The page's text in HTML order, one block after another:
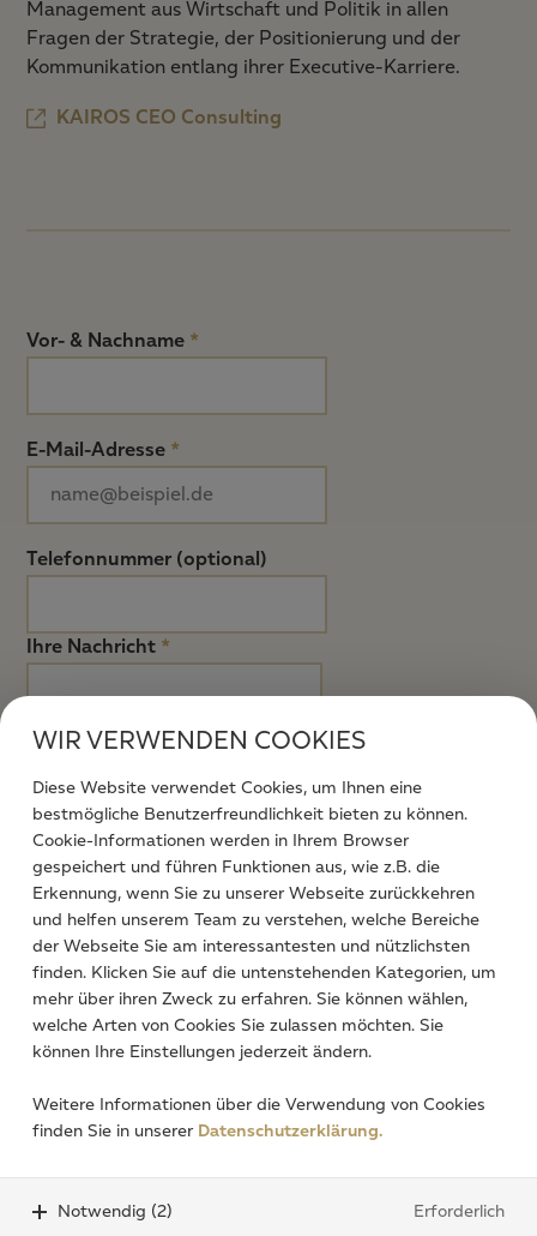
Management aus Wirtschaft und Politik in allen
Fragen der Strategie, der Positionierung und der
Kommunikation entlang ihrer Executive-Karriere.
KAIROS CEO Consulting
Vor- & Nachname *
E-Mail-Adresse *
Telefonnummer (optional)
Ihre Nachricht *
Ich stimme zu, dass meine abgesendeten Daten
zum Zweck der Bearbeitung meines Anliegens
verarbeitet werden. Weitere Informationen finden
9 2 = ?*
WIR VERWENDEN COOKIES
Diese Website verwendet Cookies, um Ihnen eine
bestmögliche Benutzerfreundlichkeit bieten zu können.
Cookie-Informationen werden in Ihrem Browser
gespeichert und führen Funktionen aus, wie z.B. die
Erkennung, wenn Sie zu unserer Webseite zurückkehren
und helfen unserem Team zu verstehen, welche Bereiche
der Webseite Sie am interessantesten und nützlichsten
finden. Klicken Sie auf die untenstehenden Kategorien, um
mehr über ihren Zweck zu erfahren. Sie können wählen,
welche Arten von Cookies Sie zulassen möchten. Sie
können Ihre Einstellungen jederzeit ändern.
Weitere Informationen über die Verwendung von Cookies
finden Sie in unserer Datenschutzerklärung.
Notwendig (2) Erforderlich